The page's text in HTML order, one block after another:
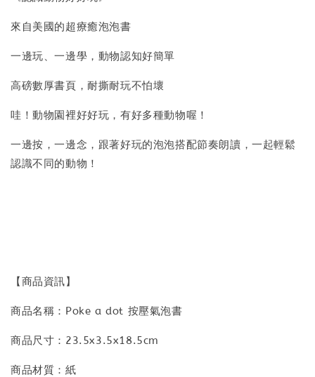
來自美國的超療癒泡泡書
一邊玩、一邊學，動物認知好簡單
高磅數厚書頁，耐撕耐玩不怕壞
哇！動物園裡好好玩，有好多種動物喔！
一邊按，一邊念，跟著好玩的泡泡搭配節奏朗讀，一起輕鬆
認識不同的動物！
【商品資訊】
商品名稱：Poke a dot 按壓氣泡書
商品尺寸：23.5x3.5x18.5cm
商品材質：紙